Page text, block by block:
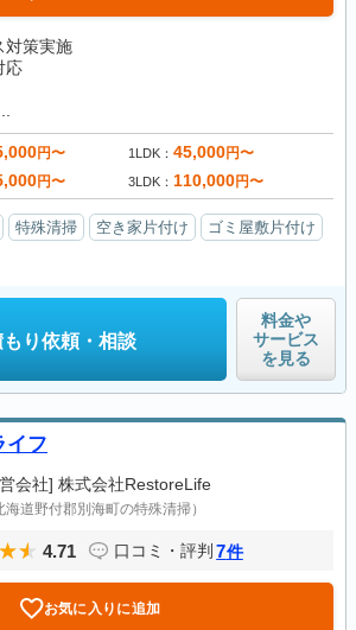
対策実施
応
円〜 1LDK 45,000円〜
円〜 3LDK 110,000円〜
特殊清掃 空き家片付け
ゴミ屋敷片付け
もり依頼・相談
料金や
サービス
を見る
イフ
会社] 株式会社RestoreLife
海道野付郡別海町の特殊清掃）
4.71 口コミ・評判 7件
お気に入りに追加